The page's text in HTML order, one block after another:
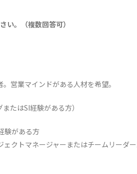
い。（複数回答可）
営業マインドがある人材を希望。
たはSI経験がある方）
験がある方
クトマネージャーまたはチームリーダ